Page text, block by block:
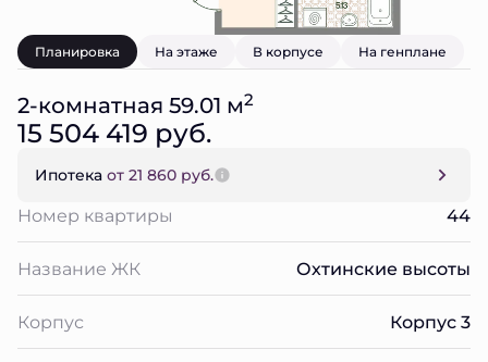
Планировка На этаже В корпусе На генплане
2-комнатная 59.01 м2
15 504 419 руб.
Ипотека от 21 860 руб.
Номер квартиры 44
Название ЖК Охтинские высоты
Корпус Корпус 3